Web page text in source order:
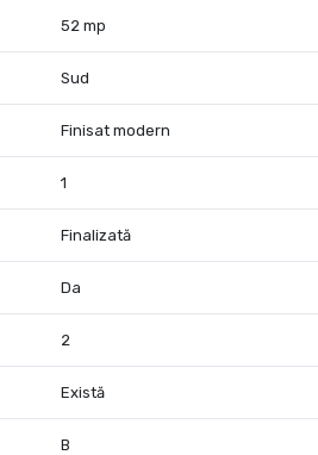
52 mp
Sud
Finisat modern
1
Finalizată
Da
2
Există
B